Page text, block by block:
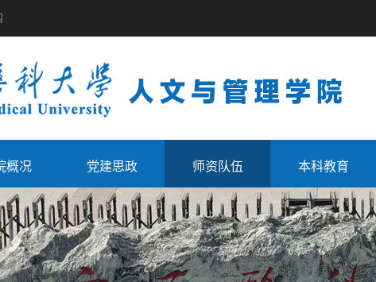
概况 党建思政 师资队伍 本科教育